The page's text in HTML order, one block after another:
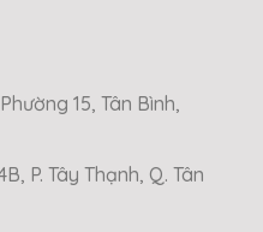
15, Tân Bình,
P. Tây Thạnh, Q. Tân